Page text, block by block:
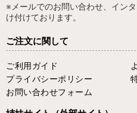
※メールでのお問い合わせ、イン
け付けております。
ご注文に関して
ご利用ガイド
プライバシーポリシー
お問い合わせフォーム